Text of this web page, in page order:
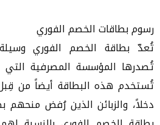
رسوم بطاقات الخصم الفوري
تُعدّ بطاقة الخصم الفوري
تُصدرها المؤسسة المصرفية التي
تُستخدم هذه البطاقة أيضاً من قِبل
دخلاً، والزبائن الذين رُفض